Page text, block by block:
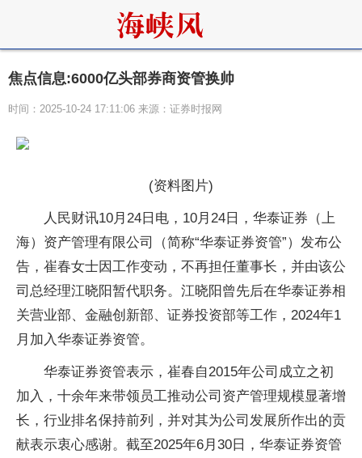
焦点信息:6000亿头部券商资管换帅
时间：2025-10-24 17:11:06 来源：证券时报网
(资料图片)
人民财讯10月24日电，10月24日，华泰证券（上
海）资产管理有限公司（简称“华泰证券资管”）发布公
告，崔春女士因工作变动，不再担任董事长，并由该公
司总经理江晓阳暂代职务。江晓阳曾先后在华泰证券相
关营业部、金融创新部、证券投资部等工作，2024年1
月加入华泰证券资管。
华泰证券资管表示，崔春自2015年公司成立之初
加入，十余年来带领员工推动公司资产管理规模显著增
长，行业排名保持前列，并对其为公司发展所作出的贡
献表示衷心感谢。截至2025年6月30日，华泰证券资管